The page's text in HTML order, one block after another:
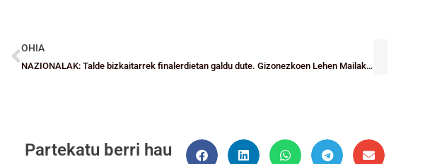
OHIA
NAZIONALAK: Talde bizkaitarrek finalerdietan galdu dute. Gizonezkoen Lehen Mailako Fasea Getxon
Partekatu berri hau